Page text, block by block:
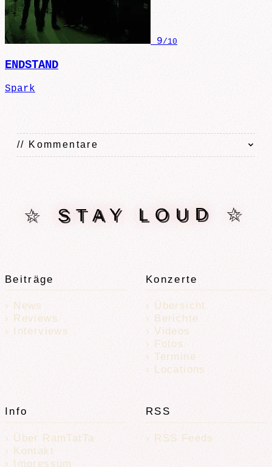
9/10
ENDSTAND
Spark
// Kommentare
☆ STAY LOUD ☆
Beiträge
News
Reviews
Interviews
Konzerte
Übersicht
Berichte
Videos
Fotos
Termine
Locations
Info
Über RamTatTa
Kontakt
Impressum
RSS
RSS Feeds